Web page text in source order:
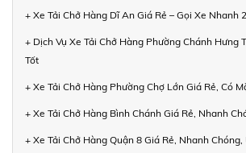
+ Xe Tải Chở Hàng Dĩ An Giá Rẻ – Gọi Xe Nhanh
+ Dịch Vụ Xe Tải Chở Hàng Phường Chánh Hưng
Tốt
+ Xe Tải Chở Hàng Phường Chợ Lớn Giá Rẻ, Có
+ Xe Tải Chở Hàng Bình Chánh Giá Rẻ, Nhanh
+ Xe Tải Chở Hàng Quận 8 Giá Rẻ, Nhanh Chóng,